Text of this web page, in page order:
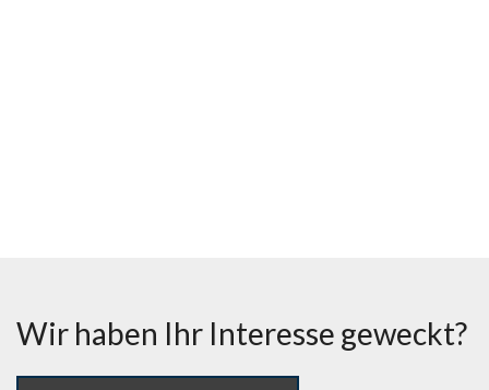
Wir haben Ihr Interesse geweckt?